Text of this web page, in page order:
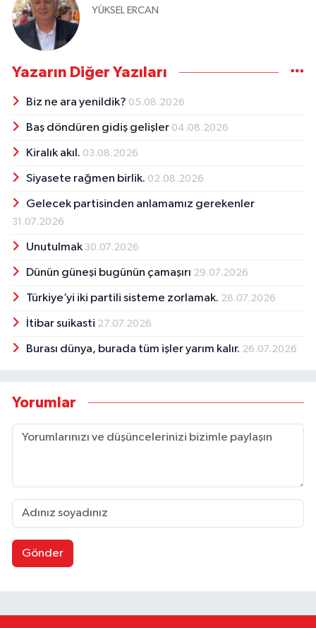
YÜKSEL ERCAN
Yazarın Diğer Yazıları
Biz ne ara yenildik? 05.08.2026
Baş döndüren gidiş gelişler 04.08.2026
Kiralık akıl. 03.08.2026
Siyasete rağmen birlik. 02.08.2026
Gelecek partisinden anlamamız gerekenler
31.07.2026
Unutulmak 30.07.2026
Dünün güneşi bugünün çamaşırı 29.07.2026
Türkiye’yi iki partili sisteme zorlamak. 28.07.2026
İtibar suikasti 27.07.2026
Burası dünya, burada tüm işler yarım kalır. 26.07.2026
Yorumlar
Gönder